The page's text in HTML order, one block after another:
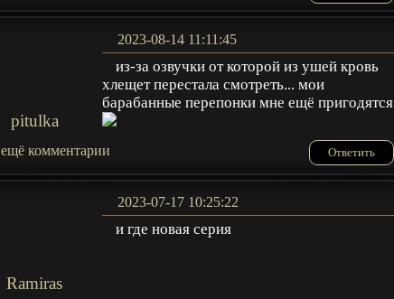
pitulka
2023-08-14 11:11:45
из-за озвучки от которой из ушей кровь
хлещет перестала смотреть... мои
барабанные перепонки мне ещё пригодятся
ещё комментарии Ответить
Ramiras
2023-07-17 10:25:22
и где новая серия